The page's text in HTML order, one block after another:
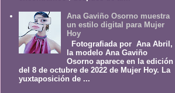
Ana Gaviño Osorno muestra
un estilo digital para Mujer
Hoy
Fotografiada por Ana Abril,
la modelo Ana Gaviño
Osorno aparece en la edición
del 8 de octubre de 2022 de Mujer Hoy. La
yuxtaposición de ...